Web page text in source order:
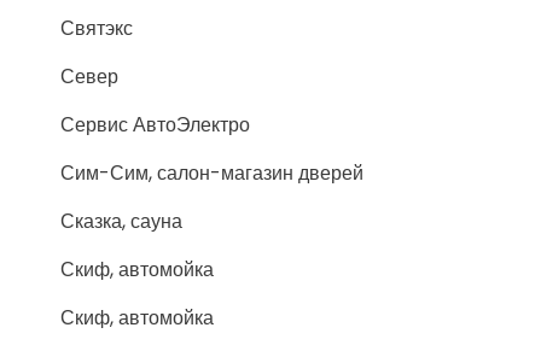
Святэкс
Север
Сервис АвтоЭлектро
Сим-Сим, салон-магазин дверей
Сказка, сауна
Скиф, автомойка
Скиф, автомойка